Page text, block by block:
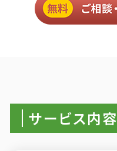
サービス内容